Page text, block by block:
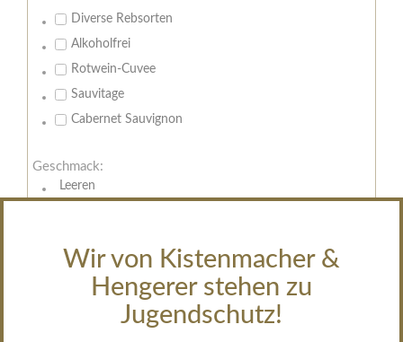
Wir von Kistenmacher &
Hengerer stehen zu
Jugendschutz!
Diverse Rebsorten
Alkoholfrei
Rotwein-Cuvee
Sauvitage
Cabernet Sauvignon
Geschmack:
Leeren
halbtrocken
restsüß